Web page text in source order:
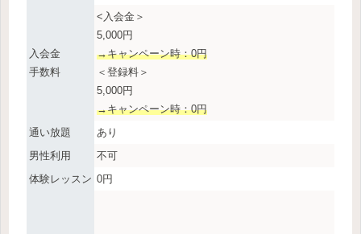
入会金
手数料
<入会金＞
5,000円
→キャンペーン時：0円
＜登録料＞
5,000円
→キャンペーン時：0円
通い放題
あり
男性利用
不可
体験レッスン 0円